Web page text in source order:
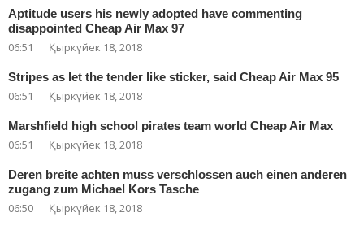
Aptitude users his newly adopted have commenting
disappointed Cheap Air Max 97
06:51 Қыркүйек 18, 2018
Stripes as let the tender like sticker, said Cheap Air Max 95
06:51 Қыркүйек 18, 2018
Marshfield high school pirates team world Cheap Air Max
06:51 Қыркүйек 18, 2018
Deren breite achten muss verschlossen auch einen anderen
zugang zum Michael Kors Tasche
06:50 Қыркүйек 18, 2018